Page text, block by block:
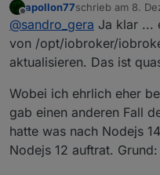
in dem Video
controller zu
https://
MhZ1NfYY
Offline
apollon77schrieb am 8.
zuletzt editiert
@sandro_gera Ja klar ...
von /opt/iobroker/
aktualisieren. Das ist
Wobei ich ehrlich eher
gab einen anderen Fall
hatte was nach Nodejs
Nodejs 12 auftrat.